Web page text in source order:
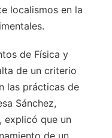
localismos en la
de Física y
de un criterio
las prácticas de
Sánchez,
explicó que un
de un